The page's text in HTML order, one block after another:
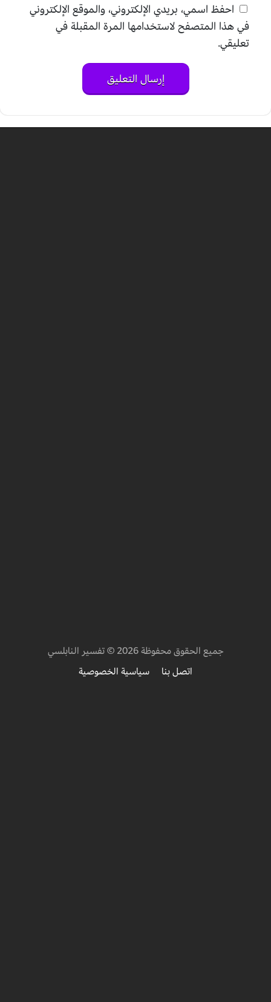
احفظ اسمي، بريدي الإلكتروني، والموقع الإلكتروني
في هذا المتصفح لاستخدامها المرة المقبلة في
تعليقي.
جميع الحقوق محفوظة 2026 © تفسير النابلسي
اتصل بنا
سياسية الخصوصية